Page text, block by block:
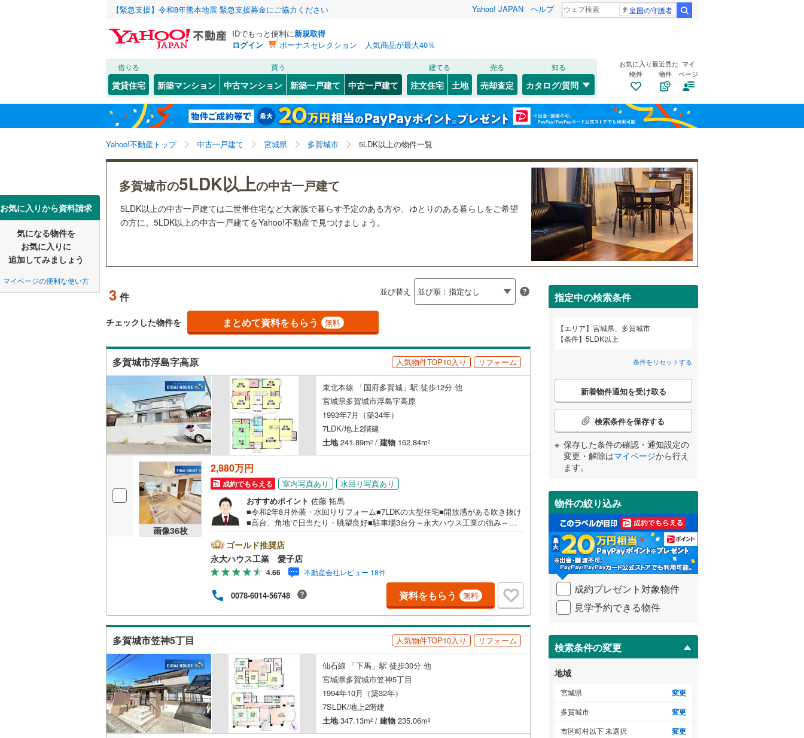
【緊急支援】令和8年熊本地震 緊急支援募金にご協力ください Yahoo! JAPAN ヘルプ 皇国の守護者
IDでもっと便利に新規取得
ログイン
ボーナスセレクション 人気商品が最大40％
借りる
賃貸住宅
買う
新築マンション 中古マンション 新築一戸建て 中古一戸建て
建てる
注文住宅 土地
売る
売却査定
知る
カタログ/質問
お気に入り
物件
最近見た
物件
マイ
ページ
Yahoo!不動産トップ 中古一戸建て 宮城県 多賀城市 5LDK以上の物件一覧
お気に入りから資料請求
気になる物件を
お気に入りに
追加してみましょう
マイページの便利な使い方
多賀城市の5LDK以上の中古一戸建て
5LDK以上の中古一戸建ては二世帯住宅など大家族で暮らす予定のある方や、ゆとりのある暮らしをご希望
の方に。5LDK以上の中古一戸建てをYahoo!不動産で見つけましょう。
3 件 並び替え
チェックした物件を まとめて資料をもらう 無料
多賀城市浮島字高原 人気物件TOP10入り リフォーム
東北本線 「国府多賀城」駅 徒歩12分 他
宮城県多賀城市浮島字高原
1993年7月（築34年）
7LDK/地上2階建
土地241.89m2 / 建物 162.84m2
画像36枚
2,880万円
成約でもらえる 室内写真あり
水回り写真あり
おすすめポイント 佐藤 拓馬
■令和2年8月外装・水回りリフォーム■7LDKの大型住宅■開放感がある吹き抜け
■高台、角地で日当たり・眺望良好■駐車場3台分～永大ハウス工業の強み～仙
に分けてご紹介！1.＜豊富な不動産知識＞戸建・マンション・土地...と種別を
問わず不動産を取り扱っております。更に教育施設や商業施設、子育て環境や
行政などの地域情報を総合し、お客様により良い物件選びをして頂けるよう、
しっかりとサポートさせて頂きます。2.＜経験豊富なスタッフ＞当社では【購
入】【売却】【引っ越し】【リフォーム】など住宅に関する様々なご質問はも
ちろん、ご購入時に気になる住宅ローン各種税金についても、誠心誠意ご説明
させて頂きます。各店舗ではキッズスペースも完備！お子様連れのご家族様で
是非お越しください。営業時間:10:00～18:00（定休日火・水曜日※店舗により
変動あり）現地のご案内も可能ですので、どうぞお気軽にお問い合わせくださ
ゴールド推奨店
永大ハウス工業 愛子店
4.66 不動産会社レビュー 18件
0078-6014-56748 資料をもらう 無料
多賀城市笠神5丁目 人気物件TOP10入り リフォーム
仙石線 「下馬」駅 徒歩30分 他
宮城県多賀城市笠神5丁目
1994年10月（築32年）
7SLDK/地上2階建
土地347.13m2 / 建物 235.06m2
指定中の検索条件
エリア
宮城県、多賀城市
条件
5LDK以上
条件をリセットする
こ
検
条
件
受
け
取
る
・
条
件
を
イ
ペ
ジ
に
保
存
す
る
新着物件通知を受け取る
検索条件を保存する
保存した条件の確認・通知設定の
変更・解除はマイページから行え
ます。
物件の絞り込み
成約プレゼント対象物件
見学予約できる物件
検索条件の変更
地域
宮城県 変更
多賀城市 変更
市区町村以下 未選択 変更
北海道 北海道
東北 青森 岩手 宮城 秋田 山形 福島
関東 東京 神奈川 埼玉 千葉
新潟
東海 愛知 岐阜 静岡 三重
和歌山
中国 鳥取 島根 岡山 広島 山口
高知
福岡 佐賀 長崎 鹿児島
該当物件0 この条件で検索する 条件をリセットする
仙台市 青葉区(21) 宮城野区(3) 若林区(2)
太白区(10) 泉区(20)
宮城県のそのほ
石巻市(23) 塩竈市(10) 気仙沼市(2)
白石市(2) 角田市(4)
多賀城市(3) 岩沼市( 3) 登米市(6)
栗原市( 14) 大崎市( 16)
刈田郡七ヶ宿町(0)
伊具郡丸森町 (0) 亘理郡亘理町(5)
亘理郡山元町(0)
黒川郡大郷町(0
加美郡色麻町(0)
遠田郡涌谷町
遠田郡美里町( 7) 牡鹿郡女川町(0)
本吉郡南三陸町
該当物件0 この条件で検索する 条件をリセットする
浮島(1) 笠神(1) 高橋(1)
該当物件0 この条件で検索する 条件をリセットする
JR 東北本線(3) 常磐線(0) 仙山線(0)
仙石線(3) 石巻線(0) 気仙沼線(0)
大船渡線(0) 陸羽東線(0) 東北新幹線(0)
秋田新幹線(0)
仙台市地下鉄南北線
私鉄・その他 阿武隈急行(0) 仙台空港アクセス線(0 )
該当物件0 この条件で検索する 条件をリセットする
該当物件0 この条件で検索する 条件をリセットする
こだわり条件 リフォーム、リノベーション
リノベーション・リフォーム
（2）
築古・築30年以上（2）
設備
床暖房 トイレ２か所 （2）
駐車場2台以上（ ） 太陽光発電システム（0）
ＴＶモニタ付インターホン
間取り、居室全体
バリアフリー住宅（ 間取り変更可能（0）
二世帯向け（0） 3階建て以上（0）
サービスルーム（納戸）（2）
最寄りの駅が始発駅 0） 海まで2km以内（ 小学校まで1km以内（0）
配置、向き、建ち方、日当たり
前道6m以上（1） 角地（2） 南道路（1）
平坦地
LD
リビングダイニング15畳以上
キッチン
（0 対面キッチン（2）
販売、価格、契約、入居関連など
浴室乾燥機あり（
該当物件0 この条件で検索する 条件をリセットする
検索条件を保存しました
この検索条件の新着物件通知は、 マイページから設定できます。
保存した条件を見る
宮城県、多賀城市、5LDK以上
マイページ
閉じる お気に入りリストを見る
閉じる
閉じる お気に入りリストを見る
閉じる